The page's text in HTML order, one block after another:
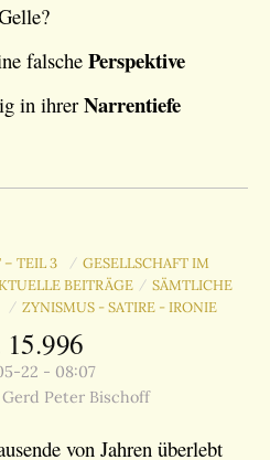
falsche Perspektive
in ihrer Narrentiefe
TEIL 3 / GESELLSCHAFT IM
BEITRÄGE / SÄMTLICHE
/ ZYNISMUS - SATIRE - IRONIE
15.996
22 - 08:07
Peter Bischoff
von Jahren überlebt